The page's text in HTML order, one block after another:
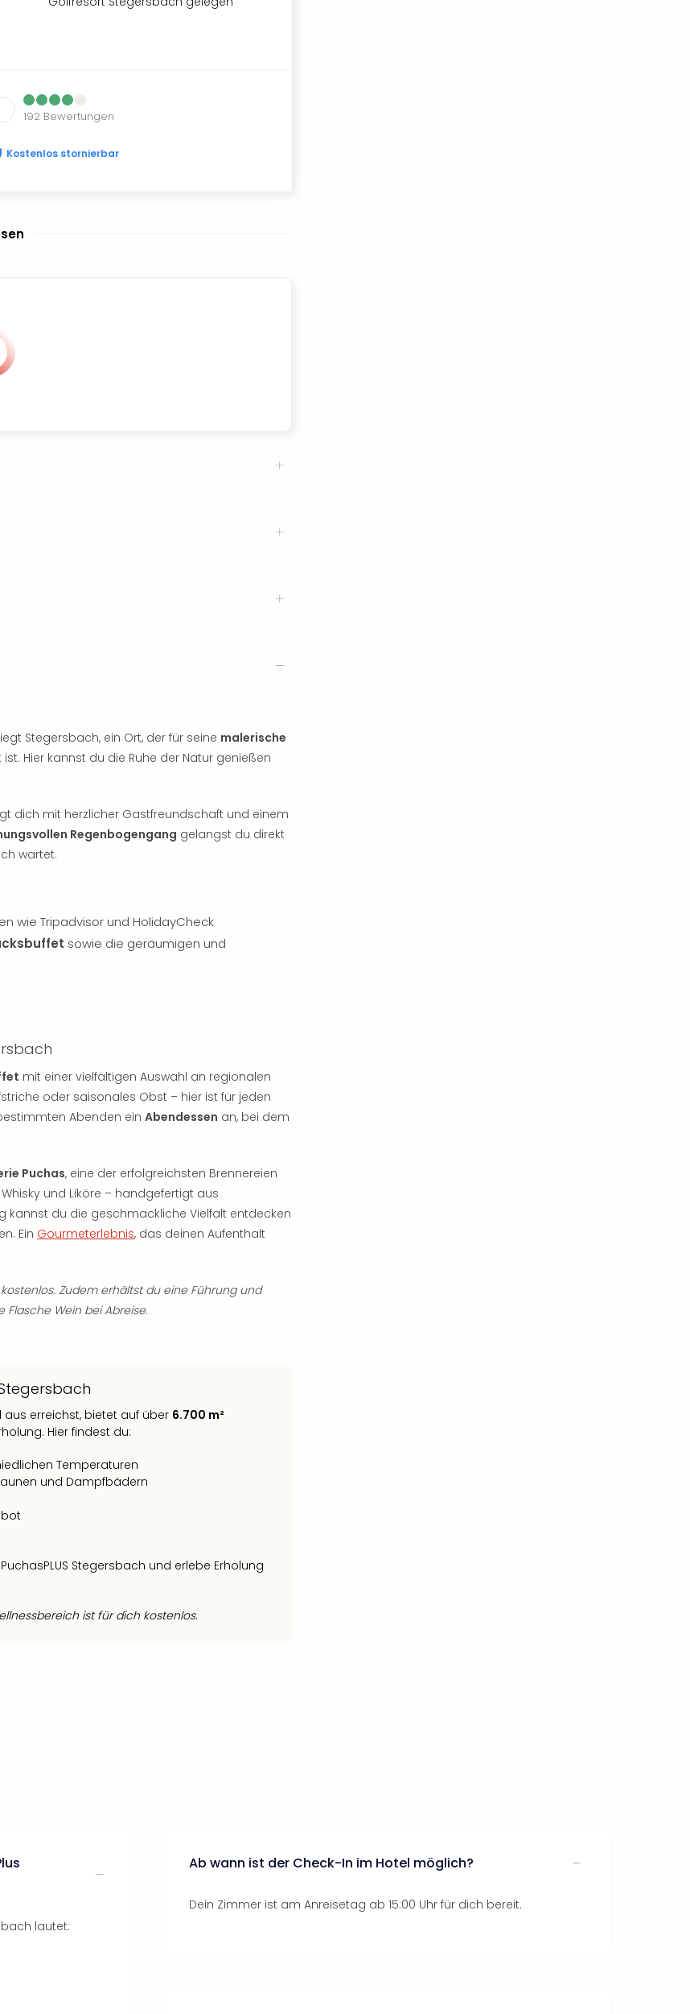
192 Bewertungen
Kostenlos stornierbar
Stegersbach, ein Ort, der für seine malerische
Hier kannst du die Ruhe der Natur genießen
dich mit herzlicher Gastfreundschaft und einem
Regenbogengang gelangst du direkt
wartet.
wie Tripadvisor und HolidayCheck
sowie die geräumigen und
mit einer vielfältigen Auswahl an regionalen
oder saisonales Obst – hier ist für jeden
Abenden ein Abendessen an, bei dem
Puchas, eine der erfolgreichsten Brennereien
und Liköre – handgefertigt aus
kannst du die geschmackliche Vielfalt entdecken
Ein Gourmeterlebnis, das deinen Aufenthalt
Zudem erhältst du eine Führung und
Wein bei Abreise.
aus erreichst, bietet auf über 6.700 m²
Hier findest du:
Temperaturen
und Dampfbädern
Stegersbach und erlebe Erholung
ist für dich kostenlos.
lautet:
Ab wann ist der Check-In im Hotel möglich?
Dein Zimmer ist am Anreisetag ab 15:00 Uhr für dich bereit.